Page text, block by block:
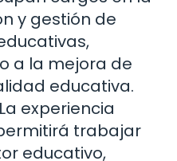
y gestión de
a la mejora de
educativa.
La experiencia
trabajar
educativo,